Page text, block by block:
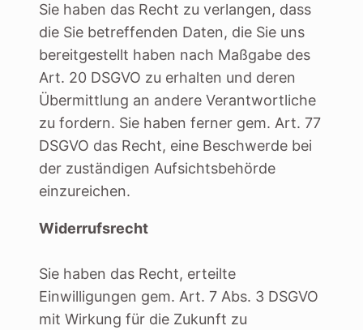
Sie haben das Recht zu verlangen, dass
die Sie betreffenden Daten, die Sie uns
bereitgestellt haben nach Maßgabe des
Art. 20 DSGVO zu erhalten und deren
Übermittlung an andere Verantwortliche
zu fordern. Sie haben ferner gem. Art. 77
DSGVO das Recht, eine Beschwerde bei
der zuständigen Aufsichtsbehörde
einzureichen.
Widerrufsrecht
Sie haben das Recht, erteilte
Einwilligungen gem. Art. 7 Abs. 3 DSGVO
mit Wirkung für die Zukunft zu